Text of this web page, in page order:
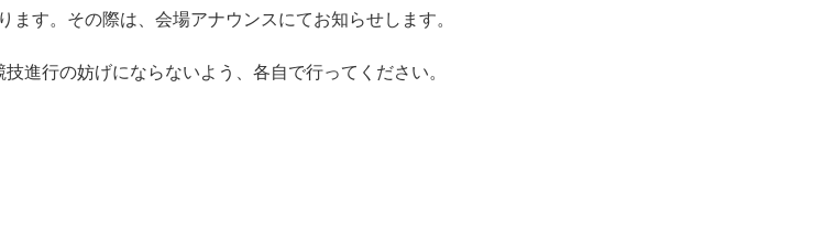
す。その際は、会場アナウンスにてお知らせします。
進行の妨げにならないよう、各自で行ってください。